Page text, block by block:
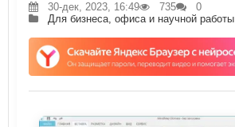
30-дек, 2023, 16:49 735
0
Для бизнеса, офиса и научной работы